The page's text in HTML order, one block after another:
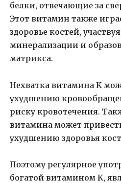
белки, отвечающие за
Этот витамин также
здоровье костей,
минерализации и
матрикса.
Нехватка витамина K
ухудшению
риску кровотечения.
витамина может
ухудшению здоровья
Поэтому регулярное
богатой витамином K,